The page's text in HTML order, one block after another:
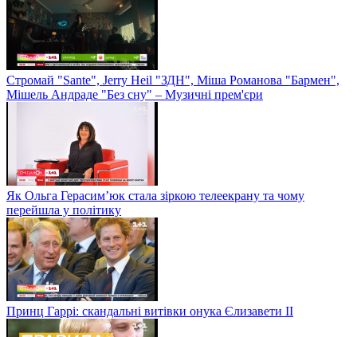
Стромай "Sante", Jerry Heil "ЗДН", Міша Романова "Бармен",
Мішель Андраде "Без сну" – Музичні прем'єри
Як Ольга Герасим’юк стала зіркою телеекрану та чому
перейшла у політику
Принц Гаррі: скандальні витівки онука Єлизавети II